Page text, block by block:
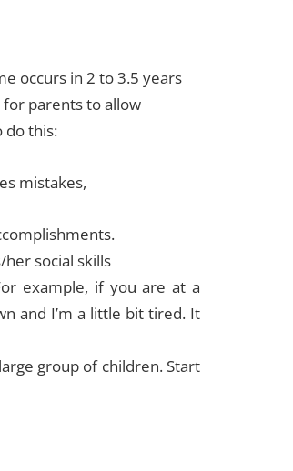
occurs in 2 to 3.5 years
parents to allow
do this:
mistakes,
social skills
example, if you are at a
and I’m a little bit tired. It
group of children. Start